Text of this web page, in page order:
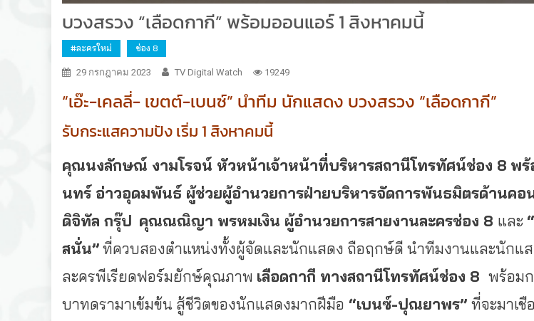
บวงสรวง “เลือดกากี” พร้อมออนแอร์ 1 สิงหาคมนี้
#ละครใหม่ ช่อง 8
29 กรกฎาคม 2023 TV Digital Watch 19249
“เอ๊ะ-เคลลี่- เขตต์-เบนซ์” นำทีม นักแสดง บวงสรวง “เลือดกากี”
รับกระแสความปัง เริ่ม 1 สิงหาคมนี้
คุณนงลักษณ์ งามโรจน์ หัวหน้าเจ้าหน้าที่บริหารสถานีโทรทัศน์ช่อง 8 พร้
นทร์ อ่าวอุดมพันธ์ ผู้ช่วยผู้อำนวยการฝ่ายบริหารจัดการพันธมิตรด้านคอ
ดิจิทัล กรุ๊ป คุณณณิญา พรหมเงิน ผู้อำนวยการสายงานละครช่อง 8 และ
สนั่น”ที่ควบสองตำแหน่งทั้งผู้จัดและนักแสดง ถือฤกษ์ดี นำทีมงานและนักแ
ละครพีเรียดฟอร์มยักษ์คุณภาพ เลือดกากี ทางสถานีโทรทัศน์ช่อง 8 พร้อม
บาทดรามาเข้มข้น สู้ชีวิตของนักแสดงมากฝีมือ “เบนซ์-ปุณยาพร” ที่จะมาเ